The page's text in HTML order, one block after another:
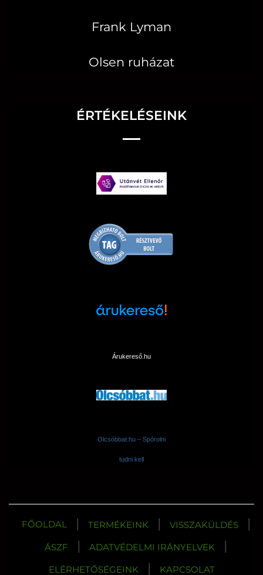
Frank Lyman
Olsen ruházat
ÉRTÉKELÉSEINK
Árukereső.hu
Olcsóbbat.hu – Spórolni
tudni kell
FŐOLDAL | TERMÉKEINK | VISSZAKÜLDÉS |
ÁSZF | ADATVÉDELMI IRÁNYELVEK |
ELÉRHETŐSÉGEINK | KAPCSOLAT